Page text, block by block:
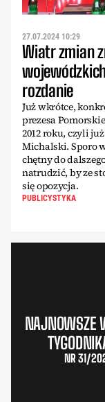
27.07.2024 10:29
Wiatr zmian
rozdanie
Już wkrótce,
prezesa
2012 roku, czyli
Michalski. Sporo
chętny do
natrudzić, by ze
się opozycja.
PUBLICYSTYKA
NAJNOWSZE
NR 31/